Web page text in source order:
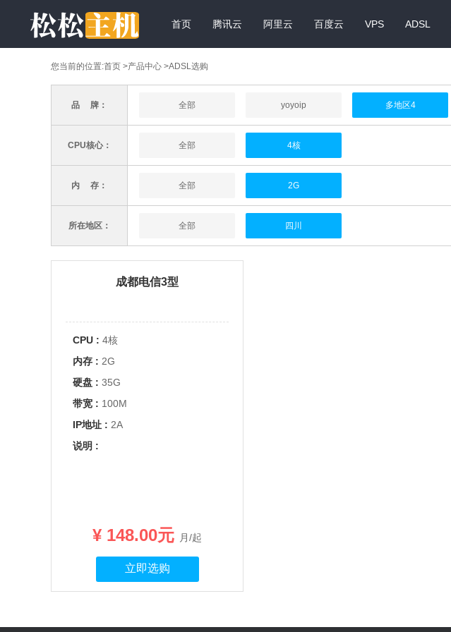
首页 腾讯云 阿里云 百度云 VPS ADSL
您当前的位置:首页 >产品中心 >ADSL选购
品 牌： 全部 yoyoip 多地区4
CPU核心： 全部 4核
内 存： 全部 2G
所在地区： 全部 四川
成都电信3型
CPU : 4核
内存 : 2G
硬盘 : 35G
带宽 : 100M
IP地址 : 2A
说明 :
¥ 148.00元 月/起
立即选购